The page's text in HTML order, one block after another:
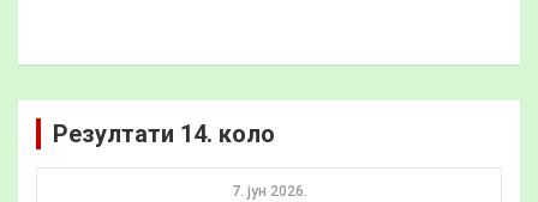
Резултати 14. коло
7. јун 2026.